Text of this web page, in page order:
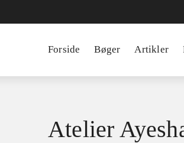
Forside Bøger Artikler
Atelier